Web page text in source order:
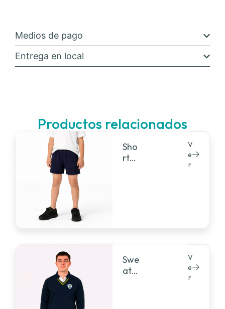
Medios de pago
Entrega en local
Productos relacionados
Sho
rt
V
e
r
Swe
ate
V
e
r